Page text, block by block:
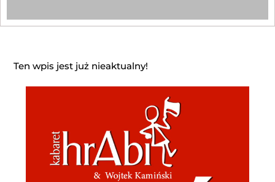
Ten wpis jest już nieaktualny!